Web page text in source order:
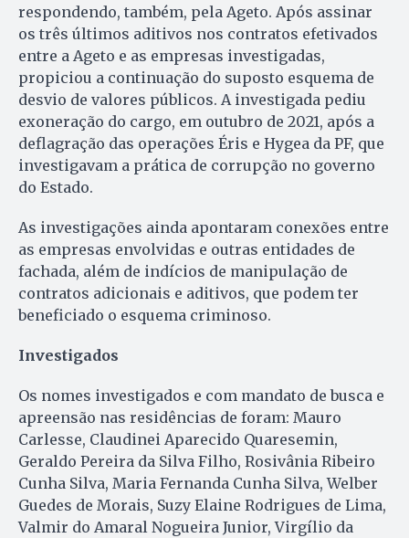
respondendo, também, pela Ageto. Após assinar
os três últimos aditivos nos contratos efetivados
entre a Ageto e as empresas investigadas,
propiciou a continuação do suposto esquema de
desvio de valores públicos. A investigada pediu
exoneração do cargo, em outubro de 2021, após a
deflagração das operações Éris e Hygea da PF, que
investigavam a prática de corrupção no governo
do Estado.
As investigações ainda apontaram conexões entre
as empresas envolvidas e outras entidades de
fachada, além de indícios de manipulação de
contratos adicionais e aditivos, que podem ter
beneficiado o esquema criminoso.
Investigados
Os nomes investigados e com mandato de busca e
apreensão nas residências de foram: Mauro
Carlesse, Claudinei Aparecido Quaresemin,
Geraldo Pereira da Silva Filho, Rosivânia Ribeiro
Cunha Silva, Maria Fernanda Cunha Silva, Welber
Guedes de Morais, Suzy Elaine Rodrigues de Lima,
Valmir do Amaral Nogueira Junior, Virgílio da